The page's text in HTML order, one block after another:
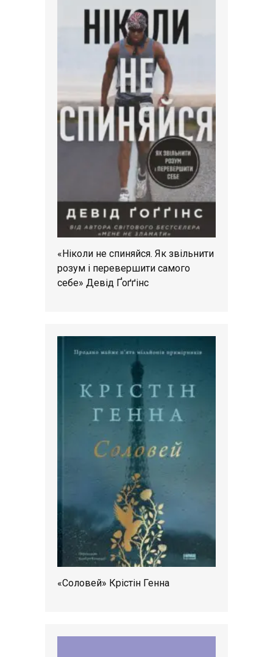
«Ніколи не спиняйся. Як звільнити
розум і перевершити самого
себе» Девід Ґоґґінс
«Соловей» Крістін Генна